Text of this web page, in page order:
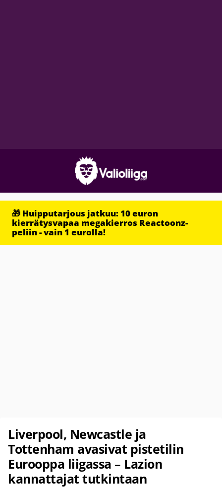
🎁 Huipputarjous jatkuu: 10 euron
kierrätysvapaa megakierros Reactoonz-
peliin - vain 1 eurolla!
Liverpool, Newcastle ja
Tottenham avasivat pistetilin
Eurooppa liigassa – Lazion
kannattajat tutkintaan